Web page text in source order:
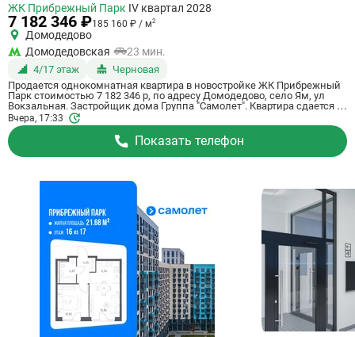
квартиру
ЖК Прибрежный Парк IV квартал 2028
7 182 346 ₽185 160 ₽ / м2
Домодедово
Домодедовская
23 мин.
4/17 этаж
Черновая
Продается однокомнатная квартира в новостройке ЖК Прибрежный
Парк стоимостью 7 182 346 р, по адресу Домодедово, село Ям, ул
Вокзальная. Застройщик дома Группа "Самолет". Квартира сдается в
IV квартале 2028 года с черновой отделкой, в 23 минутах на машине
от станции метро Домодедовская. Общая площадь квартиры - 38.79
м². Этаж 4 из 17. ID квартиры на СтройкиРУ 801183, скажите его когда
будете звонить.
Вчера, 17:33
Показать телефон